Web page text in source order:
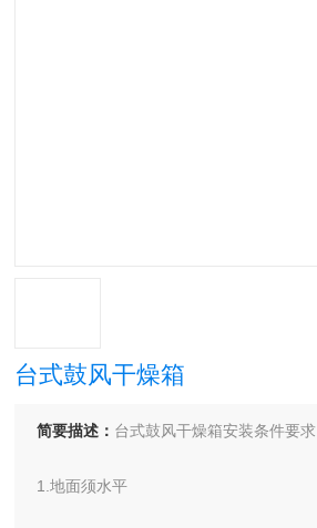
台式鼓风干燥箱
简要描述： 台式鼓风干燥箱安装条件要求
1.地面须水平